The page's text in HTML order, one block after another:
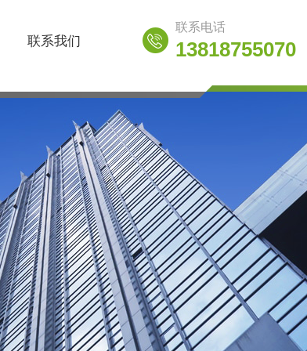
联系我们
联系电话
13818755070